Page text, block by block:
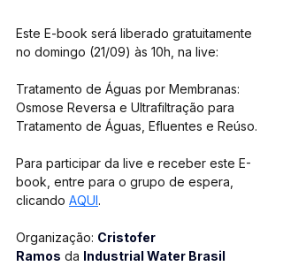
Este E-book será liberado gratuitamente
no domingo (21/09) às 10h, na live:
Tratamento de Águas por Membranas:
Osmose Reversa e Ultrafiltração para
Tratamento de Águas, Efluentes e Reúso.
Para participar da live e receber este E-
book, entre para o grupo de espera,
clicando AQUI.
Organização: Cristofer
Ramos da Industrial Water Brasil